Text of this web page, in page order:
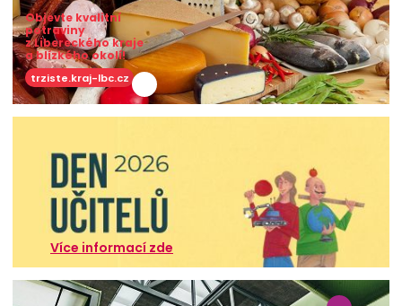
Objevte kvalitní
potraviny
z Libereckého kraje
a blízkého okolí!
trziste.kraj-lbc.cz
Více informací zde